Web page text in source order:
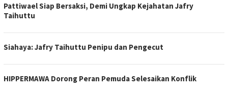
Pattiwael Siap Bersaksi, Demi Ungkap Kejahatan Jafry
Taihuttu
Siahaya: Jafry Taihuttu Penipu dan Pengecut
HIPPERMAWA Dorong Peran Pemuda Selesaikan Konflik